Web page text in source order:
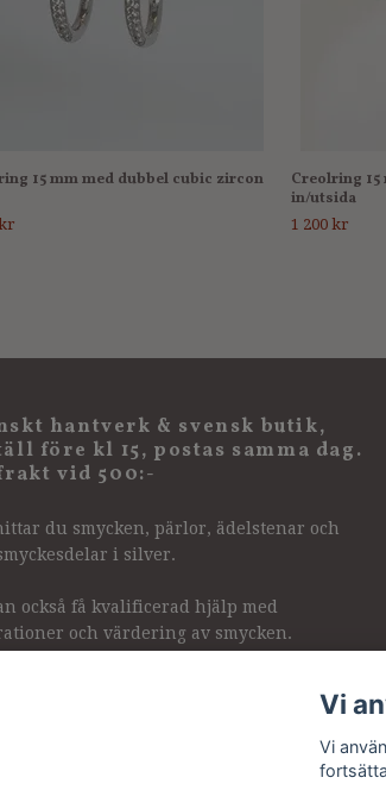
15 mm med dubbel cubic zircon
Creolring
in/utsida
1 200 kr
hantverk & svensk butik,
före kl 15, postas samma dag.
vid 500:-
du smycken, pärlor, ädelstenar och
i silver.
också få kvalificerad hjälp med
och värdering av smycken.
Vi
Vi